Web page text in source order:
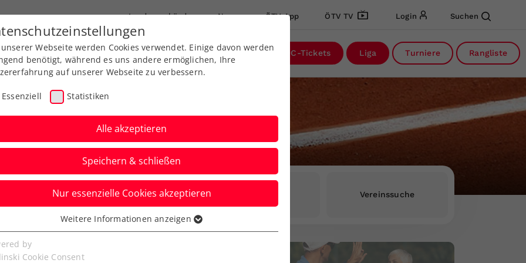
Landesverbände News ÖTV App ÖTV TV Login Suchen
Ausbildung Services Über uns DC-Tickets Liga Turniere Rangliste
Rangliste Vereinssuche
Webseite werden Cookies verwendet. Einige davon werden
benötigt, während es uns andere ermöglichen, Ihre
auf unserer Webseite zu verbessern.
Essenziell Statistiken
Alle akzeptieren
Speichern & schließen
Nur essenzielle Cookies akzeptieren
Cookies werden für grundlegende Funktionen der
benötigt. Dadurch ist gewährleistet, dass die Webseite
Weitere Informationen anzeigen
by
Cookie Consent